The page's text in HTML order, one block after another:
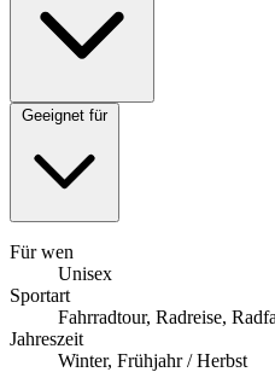
Geeignet für
Für wen
Unisex
Sportart
Fahrradtour, Radreise,
Jahreszeit
Winter, Frühjahr / Herbst